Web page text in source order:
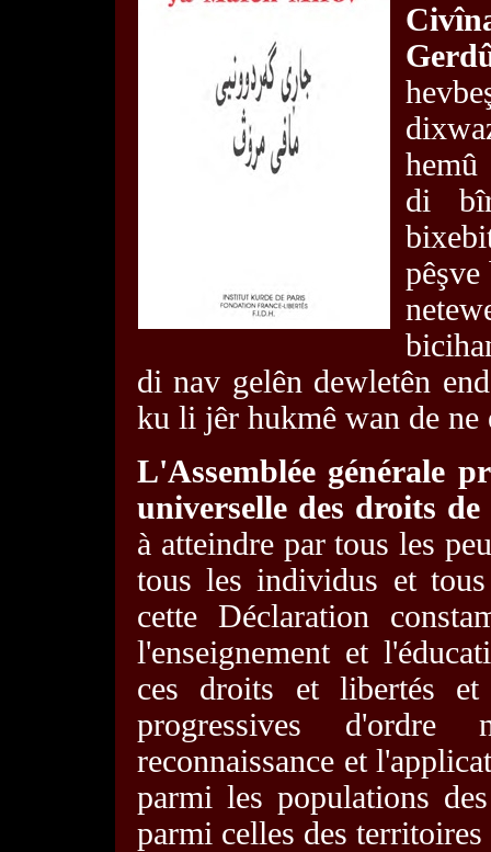
hemû
di
di nav gelên dewletên
ku li jêr hukmê wan de
L'Assemblée générale
universelle des droits
à atteindre par tous les
tous les individus et
cette Déclaration
l'enseignement et
ces droits et libertés et
progressives
reconnaissance et
parmi les populations
parmi celles des